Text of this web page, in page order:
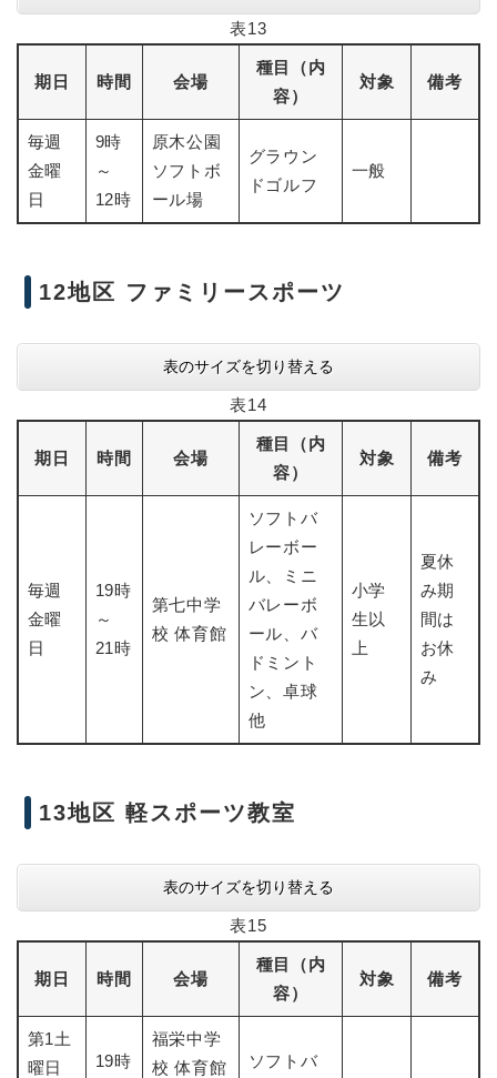
表13
期日 時間 会場
種目（内
容）
対象 備考
毎週
金曜
日
9時
～
12時
原木公園
ソフトボ
ール場
グラウン
ドゴルフ
一般
12地区 ファミリースポーツ
表のサイズを切り替える
表14
期日 時間 会場
種目（内
容）
対象 備考
毎週
金曜
日
19時
～
21時
第七中学
校 体育館
ソフトバ
レーボー
ル、ミニ
バレーボ
ール、バ
ドミント
ン、卓球
他
小学
生以
上
夏休
み期
間は
お休
み
13地区 軽スポーツ教室
表のサイズを切り替える
表15
期日 時間 会場
種目（内
容）
対象 備考
第1土
曜日
19時
福栄中学
校 体育館
ソフトバ